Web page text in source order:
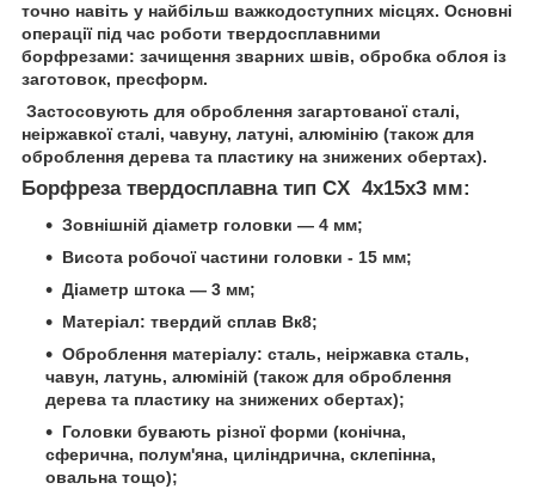
точно навіть у найбільш важкодоступних місцях. Основні
операції під час роботи твердосплавними
борфрезами: зачищення зварних швів, обробка облоя із
заготовок, пресформ.
Застосовують для оброблення загартованої сталі,
неіржавкої сталі, чавуну, латуні, алюмінію (також для
оброблення дерева та пластику на знижених обертах).
Борфреза твердосплавна тип СX 4х15х3 мм:
Зовнішній діаметр головки — 4 мм;
Висота робочої частини головки - 15 мм;
Діаметр штока — 3 мм;
Матеріал: твердий сплав Вк8;
Оброблення матеріалу: сталь, неіржавка сталь,
чавун, латунь, алюміній (також для оброблення
дерева та пластику на знижених обертах);
Головки бувають різної форми (конічна,
сферична, полум'яна, циліндрична, склепінна,
овальна тощо);